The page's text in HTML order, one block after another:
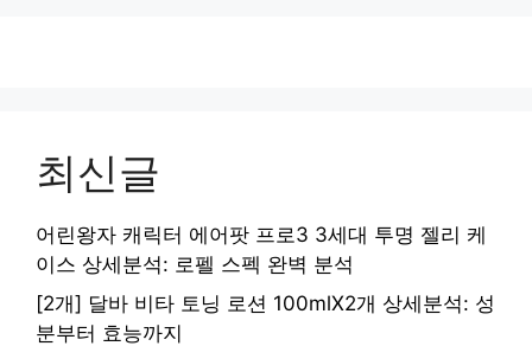
최신글
어린왕자 캐릭터 에어팟 프로3 3세대 투명 젤리 케
이스 상세분석: 로펠 스펙 완벽 분석
[2개] 달바 비타 토닝 로션 100mlX2개 상세분석: 성
분부터 효능까지